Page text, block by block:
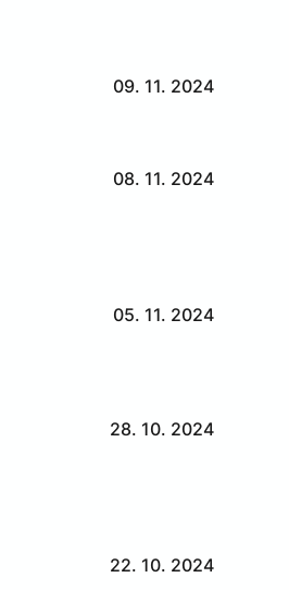
09. 11. 2024
08. 11. 2024
05. 11. 2024
28. 10. 2024
22. 10. 2024